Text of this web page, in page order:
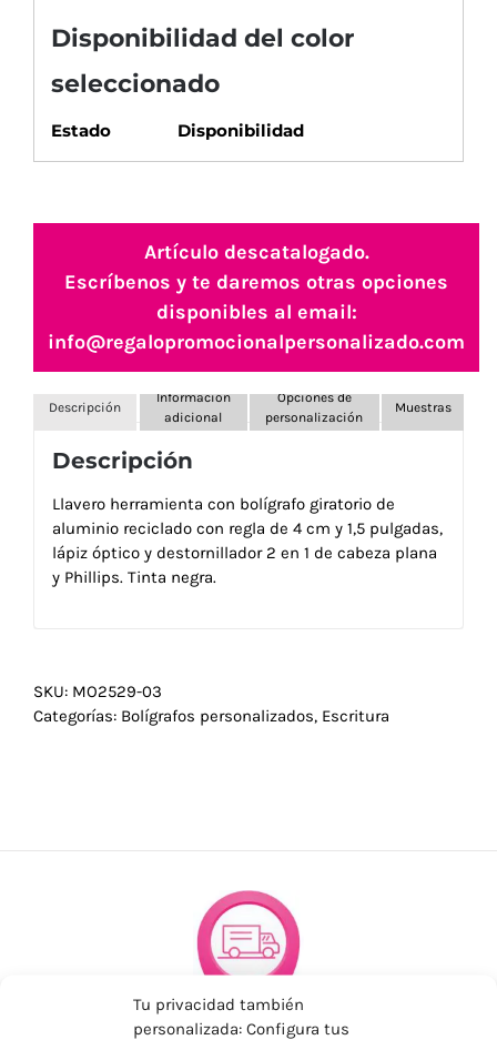
Tu privacidad también
personalizada: Configura tus
Disponibilidad del color
seleccionado
Estado Disponibilidad
Artículo descatalogado.
Escríbenos y te daremos otras opciones
disponibles al email:
info@regalopromocionalpersonalizado.com
Descripción
Información
adicional
Opciones de
personalización
Muestras
Descripción
Llavero herramienta con bolígrafo giratorio de
aluminio reciclado con regla de 4 cm y 1,5 pulgadas,
lápiz óptico y destornillador 2 en 1 de cabeza plana
y Phillips. Tinta negra.
SKU: MO2529-03
Categorías: Bolígrafos personalizados, Escritura